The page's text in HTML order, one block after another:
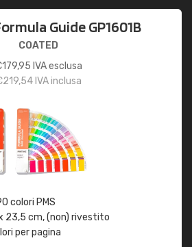
Guide GP1601B
COATED
179,95 IVA esclusa
219,54IVA inclusa
colori PMS
23,5 cm, (non) rivestito
per pagina